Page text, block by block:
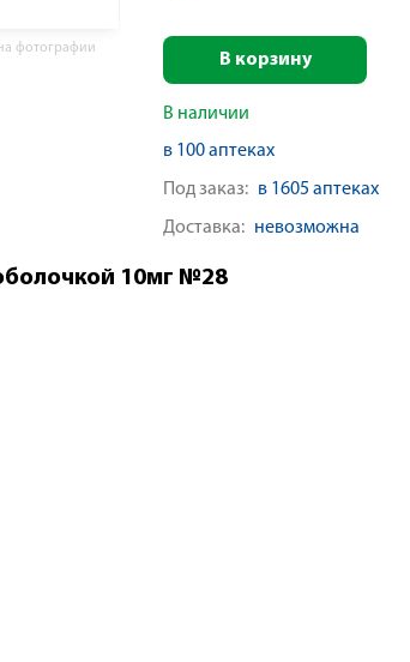
фотографии
В корзину
В наличии
в 100 аптеках
Под заказ: в 1605 аптеках
Доставка: невозможна
10мг №28